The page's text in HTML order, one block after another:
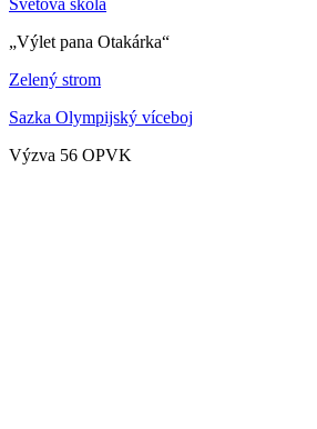
Světová škola
„Výlet pana Otakárka“
Zelený strom
Sazka Olympijský víceboj
Výzva 56 OPVK